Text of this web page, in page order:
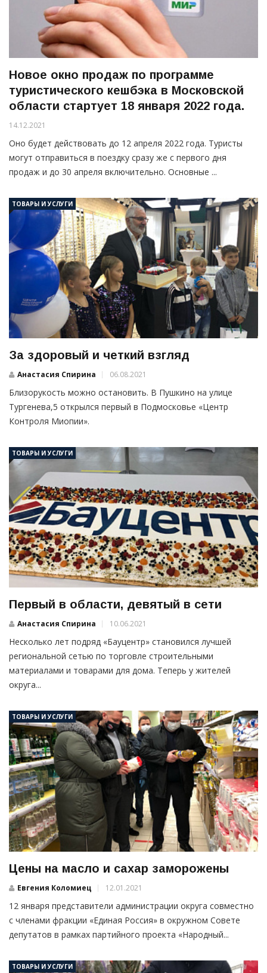
Новое окно продаж по программе
туристического кешбэка в Московской
области стартует 18 января 2022 года.
14.12.2021
Оно будет действовать до 12 апреля 2022 года. Туристы
могут отправиться в поездку сразу же с первого дня
продаж и до 30 апреля включительно. Основные ...
ТОВАРЫ И УСЛУГИ
За здоровый и четкий взгляд
Анастасия Спирина 06.08.2021
Близорукость можно остановить. В Пушкино на улице
Тургенева,5 открылся первый в Подмосковье «Центр
Контроля Миопии».
ТОВАРЫ И УСЛУГИ
Первый в области, девятый в сети
Анастасия Спирина 10.06.2021
Несколько лет подряд «Бауцентр» становился лучшей
региональной сетью по торговле строительными
материалами и товарами для дома. Теперь у жителей
округа...
ТОВАРЫ И УСЛУГИ
Цены на масло и сахар заморожены
Евгения Коломиец 12.01.2021
12 января представители администрации округа совместно
с членами фракции «Единая Россия» в окружном Совете
депутатов в рамках партийного проекта «Народный...
ТОВАРЫ И УСЛУГИ